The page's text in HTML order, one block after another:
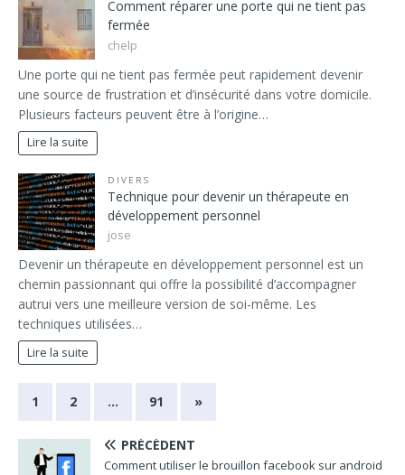
Comment réparer une porte qui ne tient pas
fermée
chelp
Une porte qui ne tient pas fermée peut rapidement devenir
une source de frustration et d’insécurité dans votre domicile.
Plusieurs facteurs peuvent être à l’origine…
Lire la suite
DIVERS
Technique pour devenir un thérapeute en
développement personnel
jose
Devenir un thérapeute en développement personnel est un
chemin passionnant qui offre la possibilité d’accompagner
autrui vers une meilleure version de soi-même. Les
techniques utilisées…
Lire la suite
1 2 … 91 »
PRÉCÉDENT
Comment utiliser le brouillon facebook sur android